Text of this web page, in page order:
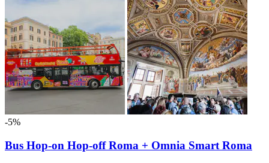
-5%
Bus Hop-on Hop-off Roma + Omnia Smart Roma